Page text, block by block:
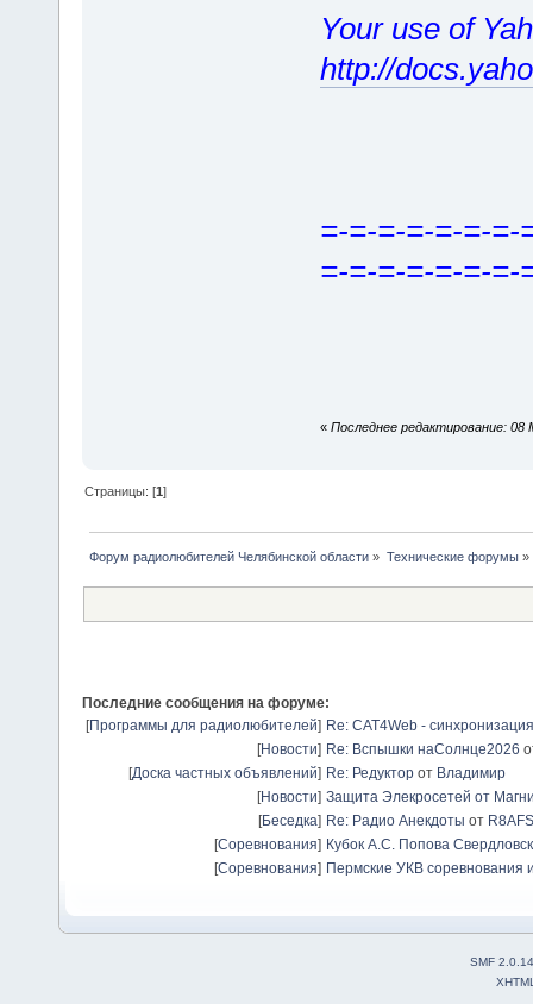
Your use of
http://
=-=-=-=-=-=-=-
=-=-=-=-=-=-=-
« Последнее редактирование: 08
Страницы: [1]
Форум радиолюбителей Челябинской области » Технические форумы»
Последние сообщения на форуме:
[Программы для радиолюбителей] Re: CAT4Web -
[Новости] Re: Вспышки наСолнце2026
[Доска частных объявлений] Re: Редуктор от Владимир
[Новости] Защита Элекросетей от
[Беседка] Re: Радио Анекдоты от R8AFS
[Соревнования] Кубок А.С. Попова
[Соревнования] Пермские УКВ соревнования
SMF 2.0.14